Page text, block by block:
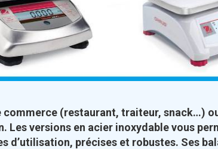
commerce (restaurant, traiteur, snack…)
Les versions en acier inoxydable vous
d’utilisation, précises et robustes. Ses